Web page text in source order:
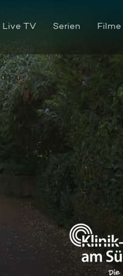
Live TV Serien Filme